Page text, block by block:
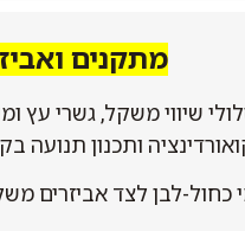
מתקנים
משקל, גשרי עץ
ותכנון
לבן לצד אביזרים